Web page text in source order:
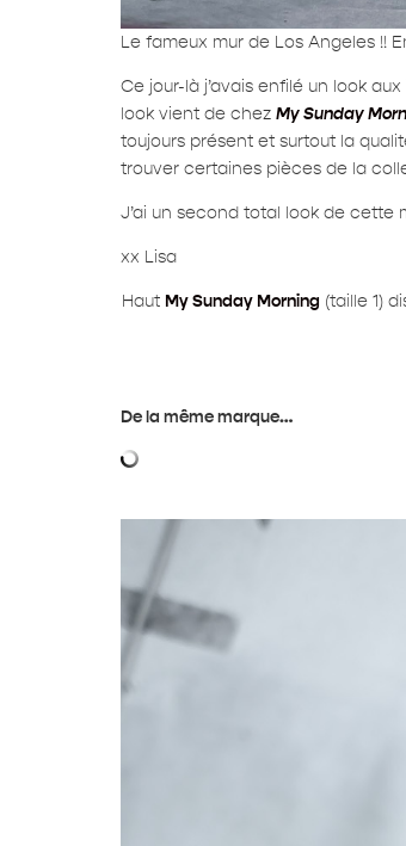
Le fameux mur de Los Angeles !!
Ce jour-là j’avais enfilé un look
look vient de chez My Sunday
toujours présent et surtout la
trouver certaines pièces de la
J’ai un second total look de cette
xx Lisa
Haut My Sunday Morning (taille 1)
De la même marque…